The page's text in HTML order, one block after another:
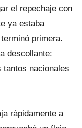
el repechaje con
ya estaba
primera.
descollante:
tantos nacionales
rápidamente a